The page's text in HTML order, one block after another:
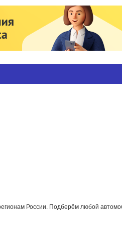
России. Подберём любой